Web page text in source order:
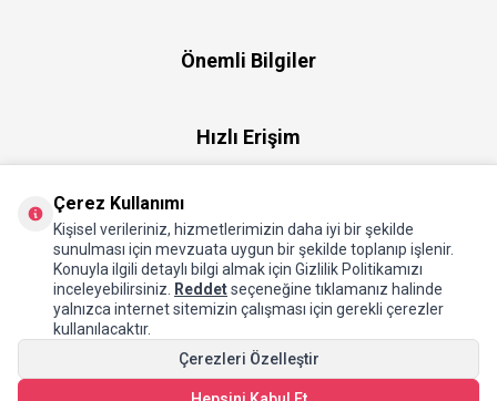
Önemli Bilgiler
Hızlı Erişim
Hakkımızda
Çerez Kullanımı
Kişisel verileriniz, hizmetlerimizin daha iyi bir şekilde
sunulması için mevzuata uygun bir şekilde toplanıp işlenir.
Konuyla ilgili detaylı bilgi almak için Gizlilik Politikamızı
inceleyebilirsiniz.
Reddetseçeneğine tıklamanız halinde
yalnızca internet sitemizin çalışması için gerekli çerezler
kullanılacaktır.
Çerezleri Özelleştir